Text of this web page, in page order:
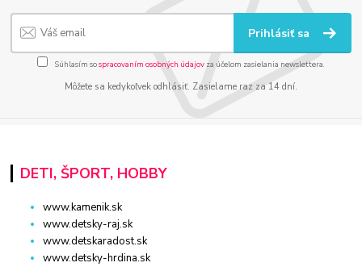
Prihlásiť sa
Súhlasím sospracovaním osobných údajov za účelom zasielania newslettera.
Môžete sa kedykoľvek odhlásiť. Zasielame raz za 14 dní.
DETI, ŠPORT, HOBBY
www.kamenik.sk
www.detsky-raj.sk
www.detskaradost.sk
www.detsky-hrdina.sk